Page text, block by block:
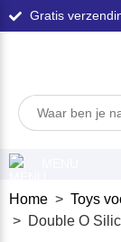
Gratis
Home > Toys
> Double O